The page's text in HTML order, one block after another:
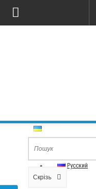
Русский
Скрізь